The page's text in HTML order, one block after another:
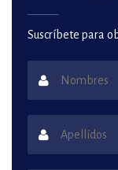
Suscríbete para